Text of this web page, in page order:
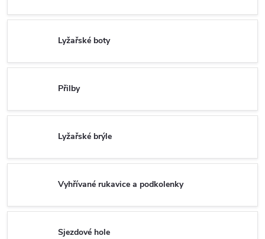
Lyžařské boty
Přilby
Lyžařské brýle
Vyhřívané rukavice a podkolenky
Sjezdové hole